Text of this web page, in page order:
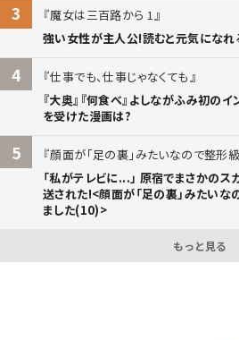
3
魔女は三百路から 1
強い女性が主人公!読むと元気になれ
4
仕事でも、仕事じゃなくても
『大奥』『何食べ』よしながふみ初の
を受けた漫画は?
5
顔面が「足の裏」みたいなので整形
「私がテレビに...」 原宿でまさかの
送された!<顔面が「足の裏」みたいな
ました(10)>
もっと見る